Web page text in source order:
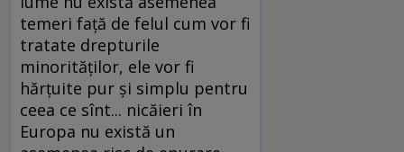
temeri faţă de felul cum vor fi
tratate drepturile
minorităţilor, ele vor fi
hărţuite pur şi simplu pentru
ceea ce sînt... nicăieri în
Europa nu există un